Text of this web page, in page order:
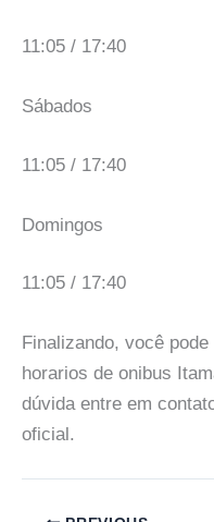
11:05 / 17:40
Sábados
11:05 / 17:40
Domingos
11:05 / 17:40
Finalizando, você
horarios de onibus
dúvida entre em
oficial.